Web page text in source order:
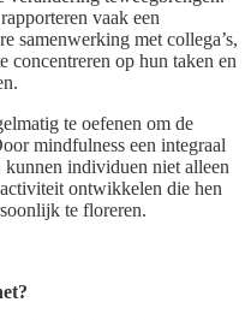
vaak een
samenwerking met collega’s,
concentreren op hun taken en
te oefenen om de
mindfulness een integraal
individuen niet alleen
ontwikkelen die hen
te floreren.